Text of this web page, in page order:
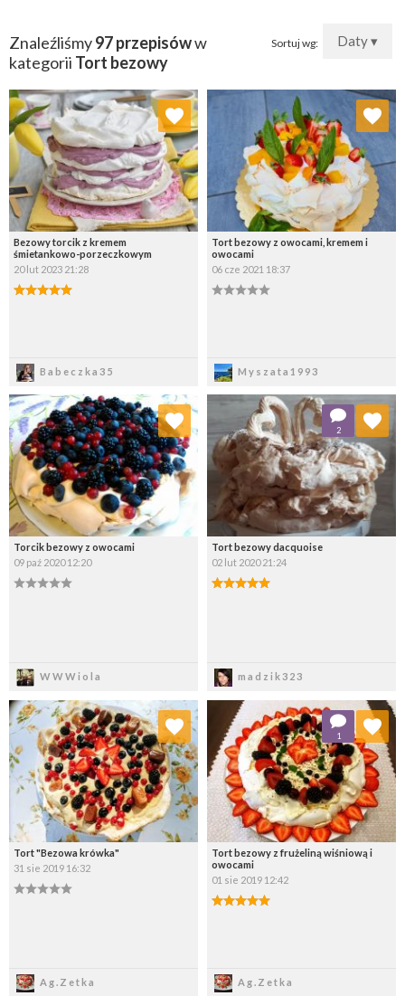
Sortuj wg: Daty ▾
Znaleźliśmy97 przepisóww
kategorii Tort bezowy
Bezowy torcik z kremem
śmietankowo-porzeczkowym
20 lut 2023 21:28
Babeczka35
Dodaj do ulubionych
Wybierz listę:
Tort bezowy z owocami, kremem i
owocami
06 cze 2021 18:37
Myszata1993
Dodaj do ulubionych
Wybierz listę:
Torcik bezowy z owocami
09 paź 2020 12:20
WWWiola
Dodaj do ulubionych
Wybierz listę:
Tort bezowy dacquoise
02 lut 2020 21:24
madzik323
2
Dodaj do ulubionych
Wybierz listę:
Tort "Bezowa krówka"
31 sie 2019 16:32
Ag.Zetka
Dodaj do ulubionych
Wybierz listę:
Tort bezowy z frużeliną wiśniową i
owocami
01 sie 2019 12:42
Ag.Zetka
1
Dodaj do ulubionych
Wybierz listę: